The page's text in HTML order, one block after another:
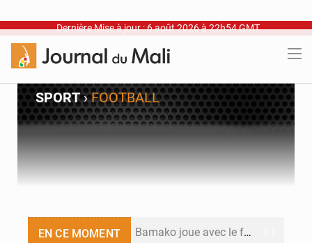
Dernière Mise à jour : 6 août 2026 à 22h54 GMT
SPORT›FOOTBALL
EN CE MOMENT Bamako joue avec le feu